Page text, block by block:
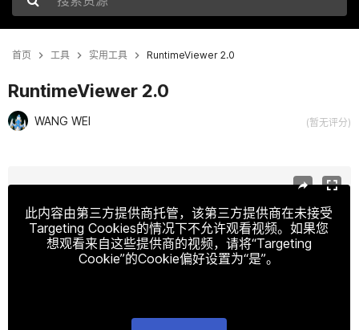
搜索资源
首页 工具 实用工具 RuntimeViewer 2.0
RuntimeViewer 2.0
WANG WEI (暂无评分)
此内容由第三方提供商托管，该第三方提供商在未接受
Targeting Cookies的情况下不允许观看视频。如果您
想观看来自这些提供商的视频，请将“Targeting
Cookie”的Cookie偏好设置为“是”。